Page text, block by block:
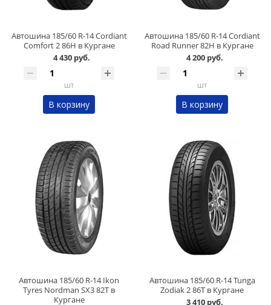
Автошина 185/60 R-14 Cordiant
Comfort 2 86H в Кургане
4 430 руб.
шт
В корзину
Автошина 185/60 R-14 Cordiant
Road Runner 82H в Кургане
4 200 руб.
шт
В корзину
Автошина 185/60 R-14 Ikon
Tyres Nordman SX3 82T в
Кургане
Автошина 185/60 R-14 Tunga
Zodiak 2 86Т в Кургане
3 410 руб.